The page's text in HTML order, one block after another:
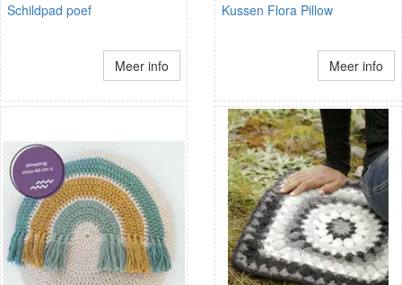
Schildpad poef
Meer info
Kussen Flora Pillow
Meer info